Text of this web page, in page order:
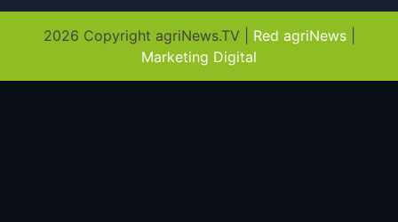
2026 Copyright agriNews.TV | Red agriNews|
Marketing Digital